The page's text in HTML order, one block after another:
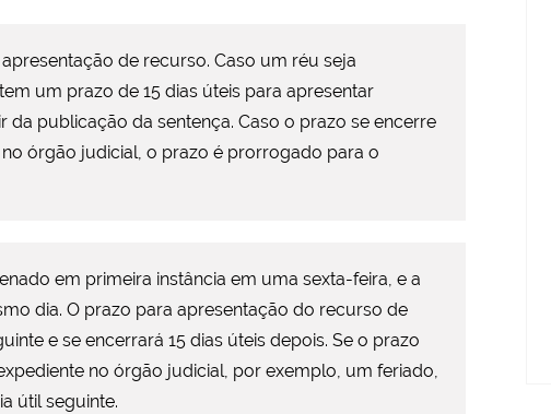
de recurso. Caso um réu seja
um prazo de 15 dias úteis para apresentar
publicação da sentença. Caso o prazo se encerre
órgão judicial, o prazo é prorrogado para o
em primeira instância em uma sexta-feira, e a
dia. O prazo para apresentação do recurso de
e se encerrará 15 dias úteis depois. Se o prazo
no órgão judicial, por exemplo, um feriado,
útil seguinte.